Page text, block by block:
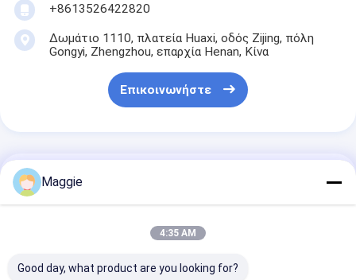
+8613526422820
Δωμάτιο 1110, πλατεία Huaxi, οδός Zijing, πόλη
Gongyi, Zhengzhou, επαρχία Henan, Κίνα
Επικοινωνήστε
Αποκτήστε Την Καλύτερη Τιμή Για
Πλήρως αυτόματη 44kw
σπαστική κυλίνδρων για
Maggie
4:35 AM
Good day, what product are you looking for?